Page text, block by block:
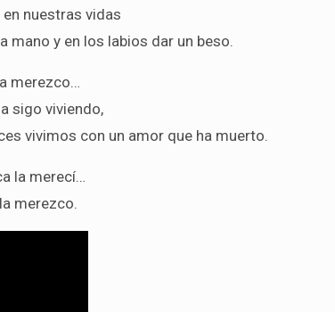
nuestras vidas
mano y en los labios dar un beso.
merezco…
sigo viviendo,
vivimos con un amor que ha muerto.
la merecí…
merezco.